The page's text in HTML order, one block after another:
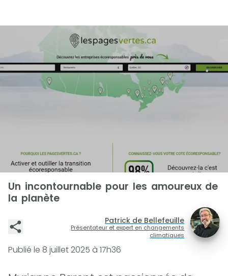
Un incontournable pour les amoureux de
la planète
Patrick de Bellefeuille
Présentateur et expert en changements
climatiques
Publié le 8 juillet 2025 à 17h36